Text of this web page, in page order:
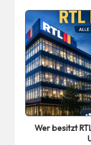
Posted
in
Wer besitzt